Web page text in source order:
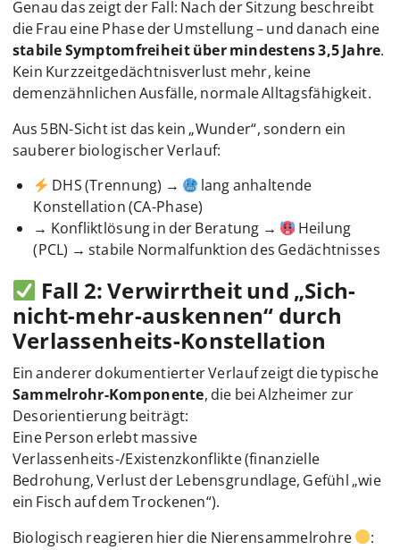
Genau das zeigt der Fall: Nach der Sitzung beschreibt
die Frau eine Phase der Umstellung – und danach eine
stabile Symptomfreiheit über mindestens 3,5 Jahre.
Kein Kurzzeitgedächtnisverlust mehr, keine
demenzähnlichen Ausfälle, normale Alltagsfähigkeit.
Aus 5BN-Sicht ist das kein „Wunder“, sondern ein
sauberer biologischer Verlauf:
DHS (Trennung) →
lang anhaltende
Konstellation (CA-Phase)
→ Konfliktlösung in der Beratung →
Heilung
(PCL) → stabile Normalfunktion des Gedächtnisses
Fall 2: Verwirrtheit und „Sich-
nicht-mehr-auskennen“ durch
Verlassenheits-Konstellation
Ein anderer dokumentierter Verlauf zeigt die typische
Sammelrohr-Komponente, die bei Alzheimer zur
Desorientierung beiträgt:
Eine Person erlebt massive
Verlassenheits-/Existenzkonflikte (finanzielle
Bedrohung, Verlust der Lebensgrundlage, Gefühl „wie
ein Fisch auf dem Trockenen“).
Biologisch reagieren hier die Nierensammelrohre
: